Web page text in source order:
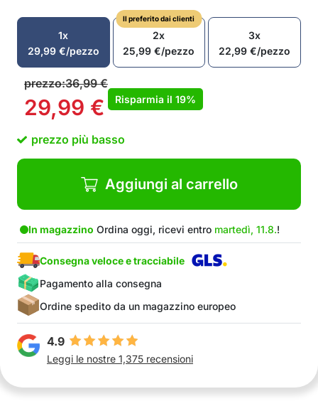
il sensore rileva e PowerPlay scappa via
effetti sonori e luminosi quando ti rileva
gioco lovljenja z veliko gibanja
ko se igra konča PowerPlay zaspi
funzionamento a batteria
Sensore raggi IR
1x
29,99 €/pezzo
Il preferito dai clienti
2x
25,99€/pezzo
3x
22,99€/pezzo
prezzo:36,99€
29,99 € Risparmia il 19%
prezzo più basso
Aggiungi al carrello
In magazzino Ordina oggi, ricevi entro martedì, 11.8.!
Consegna veloce e tracciabile
Pagamento alla consegna
Ordine spedito da un magazzino europeo
4.9
Leggi le nostre 1,375 recensioni